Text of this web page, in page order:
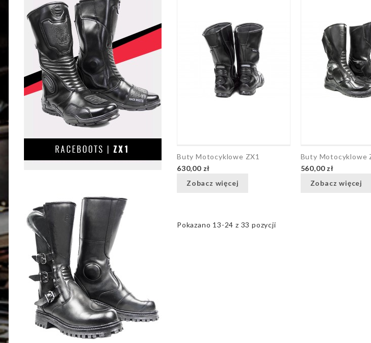
Buty Motocyklowe ZX1
630,00 zł
Zobacz więcej
Buty Motocyklowe
560,00 zł
Zobacz więcej
Pokazano 13-24 z 33 pozycji